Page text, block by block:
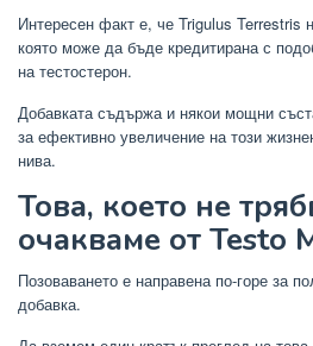
Интересен факт е, че Trigulus Terrestris
която може да бъде кредитирана с
на тестостерон.
Добавката съдържа и някои мощни
за ефективно увеличение на този
нива.
Това, което не
очакваме от Testo
Позоваването е направена по-горе за
добавка.